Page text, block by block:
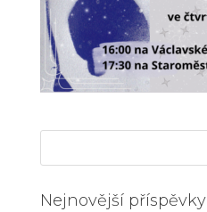
Nejnovější příspěvky